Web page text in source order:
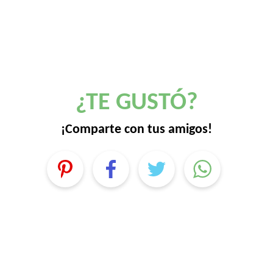
¿TE GUSTÓ?
¡Comparte con tus amigos!